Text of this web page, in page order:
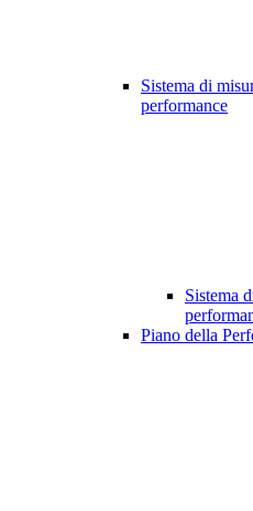
Sistema di
performance
Sistema
Piano della